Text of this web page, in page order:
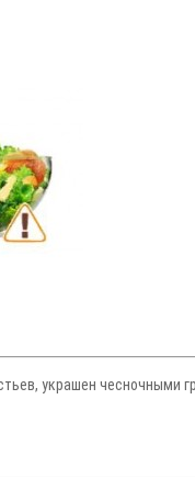
украшен чесночными